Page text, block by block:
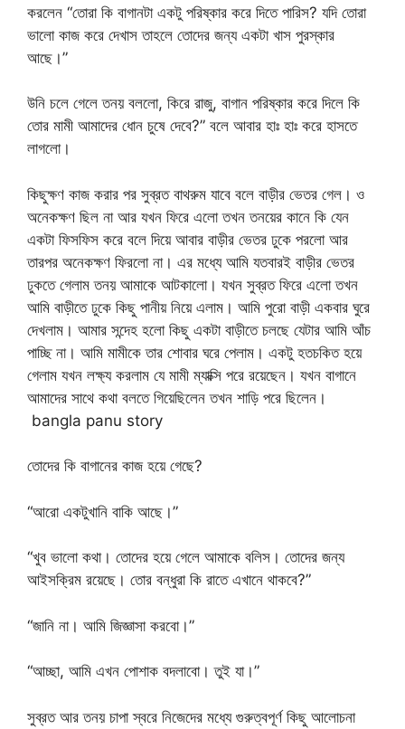
করলেন “তোরা কি বাগানটা একটু পরিষ্কার করে দিতে পারিস? যদি তোরা
ভালো কাজ করে দেখাস তাহলে তোদের জন্য একটা খাস পুরস্কার
আছে।”
উনি চলে গেলে তনয় বললো, কিরে রাজু, বাগান পরিষ্কার করে দিলে কি
তোর মামী আমাদের ধোন চুষে দেবে?” বলে আবার হাঃ হাঃ করে হাসতে
লাগলো।
কিছুক্ষণ কাজ করার পর সুব্রত বাথরুম যাবে বলে বাড়ীর ভেতর গেল। ও
অনেকক্ষণ ছিল না আর যখন ফিরে এলো তখন তনয়ের কানে কি যেন
একটা ফিসফিস করে বলে দিয়ে আবার বাড়ীর ভেতর ঢুকে পরলো আর
তারপর অনেকক্ষণ ফিরলো না। এর মধ্যে আমি যতবারই বাড়ীর ভেতর
ঢুকতে গেলাম তনয় আমাকে আটকালো। যখন সুব্রত ফিরে এলো তখন
আমি বাড়ীতে ঢুকে কিছু পানীয় নিয়ে এলাম। আমি পুরো বাড়ী একবার ঘুরে
দেখলাম। আমার সন্দেহ হলো কিছু একটা বাড়ীতে চলছে যেটার আমি আঁচ
পাচ্ছি না। আমি মামীকে তার শোবার ঘরে পেলাম। একটু হতচকিত হয়ে
গেলাম যখন লক্ষ্য করলাম যে মামী ম্যাক্সি পরে রয়েছেন। যখন বাগানে
আমাদের সাথে কথা বলতে গিয়েছিলেন তখন শাড়ি পরে ছিলেন।
bangla panu story
তোদের কি বাগানের কাজ হয়ে গেছে?
“আরো একটুখানি বাকি আছে।”
“খুব ভালো কথা। তোদের হয়ে গেলে আমাকে বলিস। তোদের জন্য
আইসক্রিম রয়েছে। তোর বন্ধুরা কি রাতে এখানে থাকবে?”
“জানি না। আমি জিজ্ঞাসা করবো।”
“আচ্ছা, আমি এখন পোশাক বদলাবো। তুই যা।”
সুব্রত আর তনয় চাপা স্বরে নিজেদের মধ্যে গুরুত্বপূর্ণ কিছু আলোচনা